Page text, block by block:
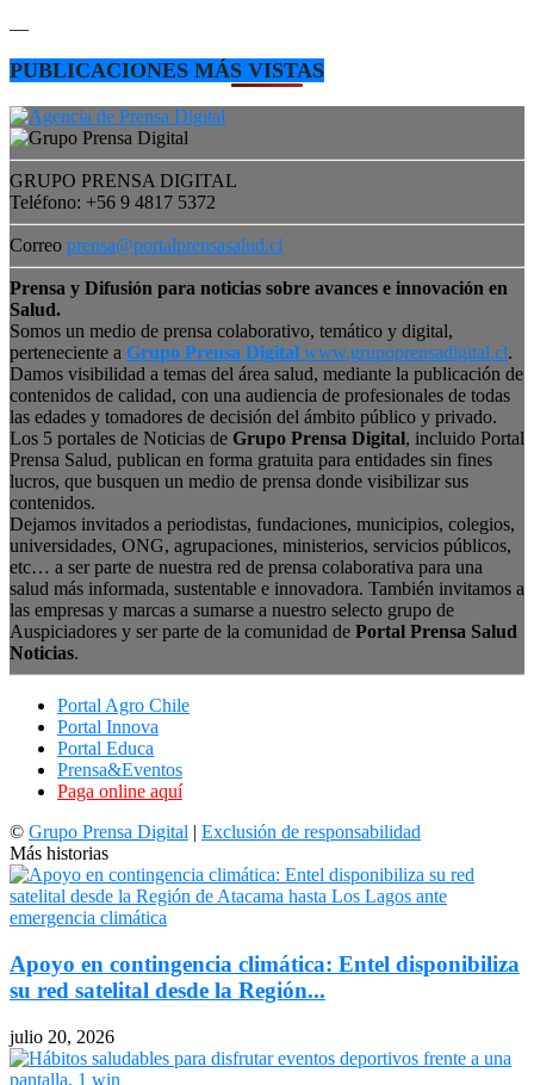
—
PUBLICACIONES MÁS VISTAS
GRUPO PRENSA DIGITAL
Teléfono: +56 9 4817 5372
Correo prensa@portalprensasalud.cl
Prensa y Difusión para noticias sobre avances e innovación en
Salud.
Somos un medio de prensa colaborativo, temático y digital,
perteneciente a Grupo Prensa Digital www.grupoprensadigital.cl.
Damos visibilidad a temas del área salud, mediante la publicación de
contenidos de calidad, con una audiencia de profesionales de todas
las edades y tomadores de decisión del ámbito público y privado.
Los 5 portales de Noticias de Grupo Prensa Digital, incluido Portal
Prensa Salud, publican en forma gratuita para entidades sin fines
lucros, que busquen un medio de prensa donde visibilizar sus
contenidos.
Dejamos invitados a periodistas, fundaciones, municipios, colegios,
universidades, ONG, agrupaciones, ministerios, servicios públicos,
etc… a ser parte de nuestra red de prensa colaborativa para una
salud más informada, sustentable e innovadora. También invitamos a
las empresas y marcas a sumarse a nuestro selecto grupo de
Auspiciadores y ser parte de la comunidad de Portal Prensa Salud
Noticias.
Portal Agro Chile
Portal Innova
Portal Educa
Prensa&Eventos
Paga online aquí
© Grupo Prensa Digital | Exclusión de responsabilidad
Más historias
Apoyo en contingencia climática: Entel disponibiliza
su red satelital desde la Región...
julio 20, 2026